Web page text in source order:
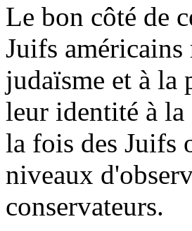
Le bon côté de
Juifs américains
judaïsme et à la
leur identité à la
la fois des Juifs
niveaux
conservateurs.